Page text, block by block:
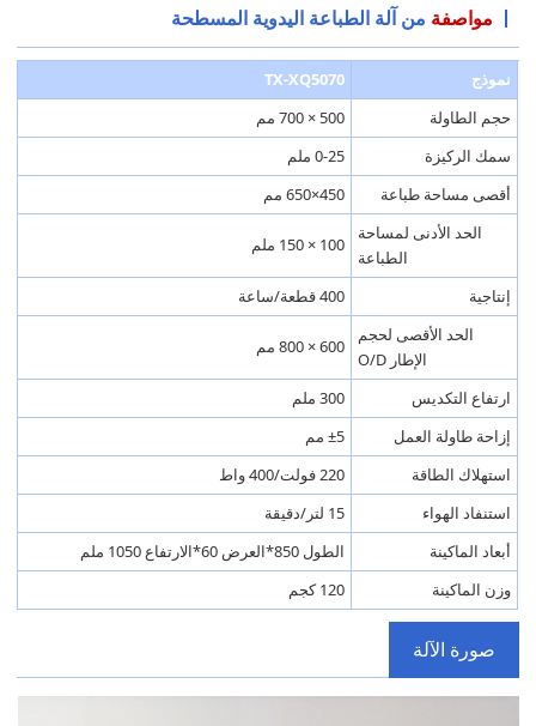
مواصفة من آلة الطباعة اليدوية المسطحة
نموذج
TX-XQ5070
حجم الطاولة
500 × 700 مم
سمك الركيزة
0-25 ملم
أقصى مساحة طباعة
450×650 مم
الحد الأدنى لمساحة
الطباعة
100 × 150 ملم
إنتاجية
400 قطعة/ساعة
الحد الأقصى لحجم
الإطار O/D
600 × 800 مم
ارتفاع التكديس
300 ملم
إزاحة طاولة العمل
±5 مم
استهلاك الطاقة
220 فولت/400 واط
استنفاد الهواء
15 لتر/دقيقة
أبعاد الماكينة
الطول 850*العرض 60*الارتفاع 1050 ملم
وزن الماكينة
120 كجم
صورة الآلة